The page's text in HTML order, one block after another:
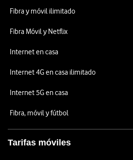
Fibra y móvil ilimitado
Fibra Móvil y Netflix
Internet en casa
Internet 4G en casa ilimitado
Internet 5G en casa
Fibra, móvil y fútbol
Tarifas móviles